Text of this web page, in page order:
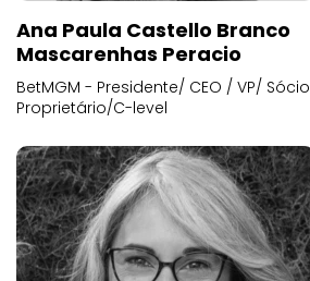
Ana Paula Castello Branco
Mascarenhas Peracio
BetMGM - Presidente/ CEO / VP/ Sócio
Proprietário/C-level